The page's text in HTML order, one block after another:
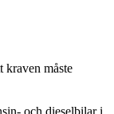
kraven måste
och dieselbilar i